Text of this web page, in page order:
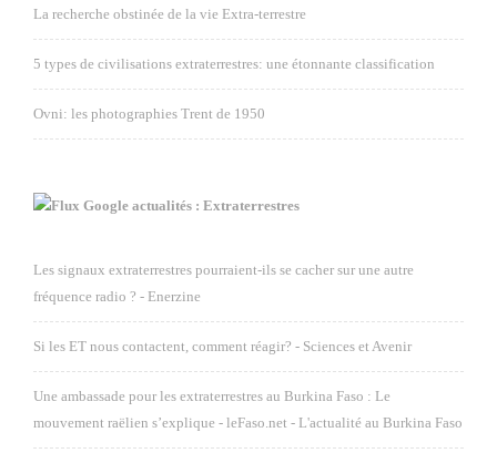
La recherche obstinée de la vie Extra-terrestre
5 types de civilisations extraterrestres: une étonnante classification
Ovni: les photographies Trent de 1950
Google actualités : Extraterrestres
Les signaux extraterrestres pourraient-ils se cacher sur une autre
fréquence radio ? - Enerzine
Si les ET nous contactent, comment réagir? - Sciences et Avenir
Une ambassade pour les extraterrestres au Burkina Faso : Le
mouvement raëlien s’explique - leFaso.net - L'actualité au Burkina Faso